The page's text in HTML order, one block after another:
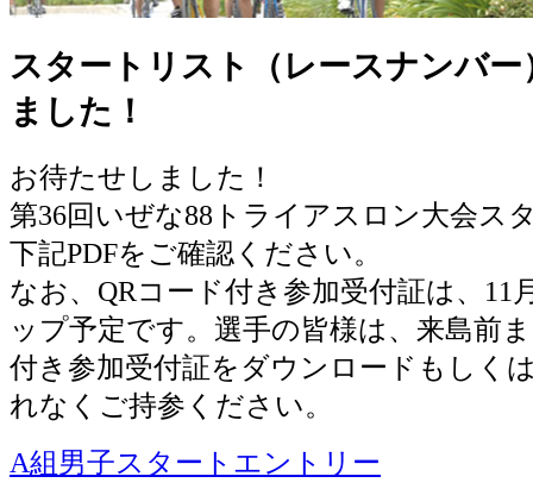
スタートリスト（レースナンバー
ました！
お待たせしました！
第36回いぜな88トライアスロン大会ス
下記PDFをご確認ください。
なお、QRコード付き参加受付証は、11
ップ予定です。選手の皆様は、来島前
付き参加受付証をダウンロードもしく
れなくご持参ください。
A組男子スタートエントリー